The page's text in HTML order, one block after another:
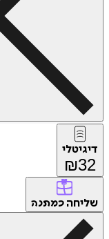
דיגיטלי
₪32
שליחה כמתנה